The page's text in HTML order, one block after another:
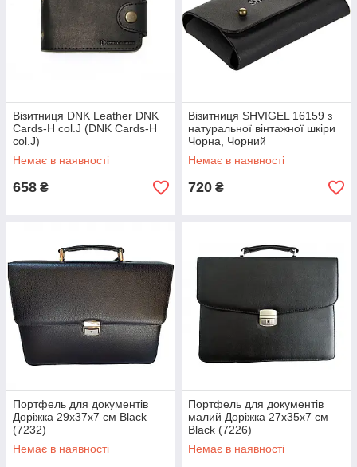
Візитниця DNK Leather DNK
Cards-H col.J (DNK Cards-H
col.J)
Немає в наявності
658 ₴
Візитниця SHVIGEL 16159 з
натуральної вінтажної шкіри
Чорна, Чорний
Немає в наявності
720 ₴
Портфель для документів
Доріжка 29х37х7 см Black
(7232)
Немає в наявності
Портфель для документів
малий Доріжка 27х35х7 см
Black (7226)
Немає в наявності